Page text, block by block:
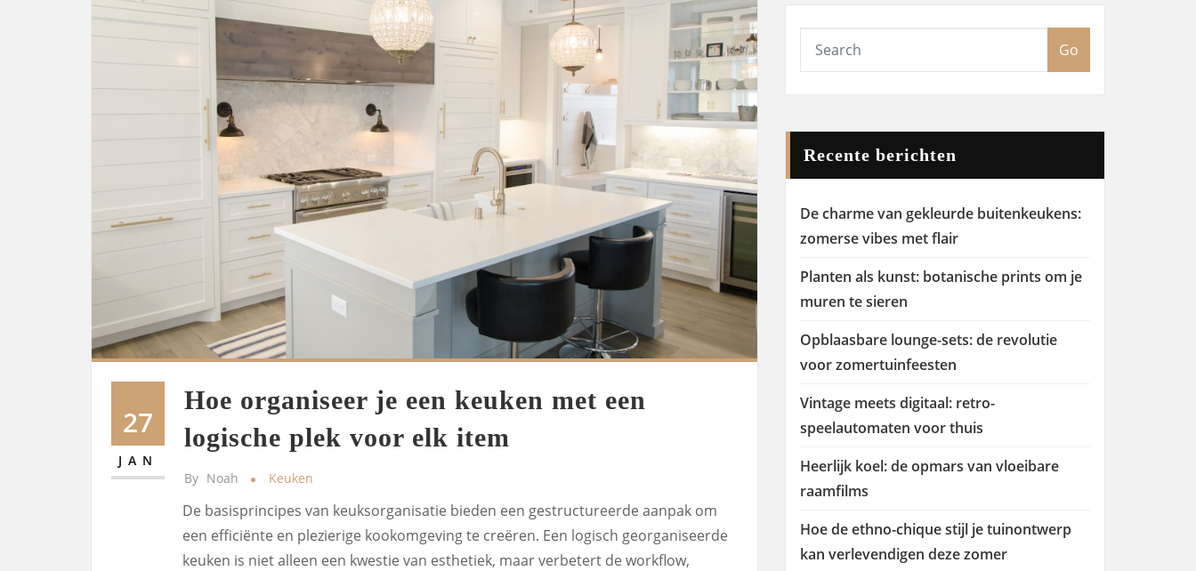
27
JAN
Hoe organiseer je een keuken met een
logische plek voor elk item
By Noah Keuken
De basisprincipes van keuksorganisatie bieden een gestructureerde aanpak om
een efficiënte en plezierige kookomgeving te creëren. Een logisch georganiseerde
keuken is niet alleen een kwestie van esthetiek, maar verbetert de workflow,
Go
Recente berichten
De charme van gekleurde buitenkeukens:
zomerse vibes met flair
Planten als kunst: botanische prints om je
muren te sieren
Opblaasbare lounge-sets: de revolutie
voor zomertuinfeesten
Vintage meets digitaal: retro-
speelautomaten voor thuis
Heerlijk koel: de opmars van vloeibare
raamfilms
Hoe de ethno-chique stijl je tuinontwerp
kan verlevendigen deze zomer